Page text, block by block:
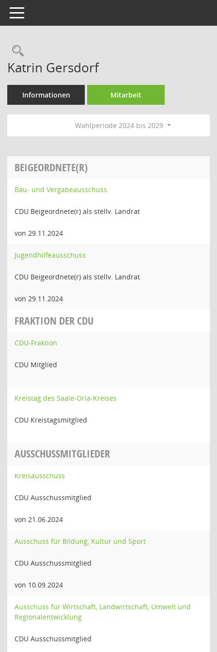
Toggle navigation
Rechercheauswahl
Katrin Gersdorf
Informationen Mitarbeit
Wahlperiode 2024 bis 2029
BEIGEORDNETE(R)
Bau- und Vergabeausschuss
CDU Beigeordnete(r) als stellv. Landrat
von 29.11.2024
Jugendhilfeausschuss
CDU Beigeordnete(r) als stellv. Landrat
von 29.11.2024
FRAKTION DER CDU
CDU-Fraktion
CDU Mitglied
Kreistag des Saale-Orla-Kreises
CDU Kreistagsmitglied
AUSSCHUSSMITGLIEDER
Kreisausschuss
CDU Ausschussmitglied
von 21.06.2024
Ausschuss für Bildung, Kultur und Sport
CDU Ausschussmitglied
von 10.09.2024
Ausschuss für Wirtschaft, Landwirtschaft, Umwelt und
Regionalentwicklung
CDU Ausschussmitglied